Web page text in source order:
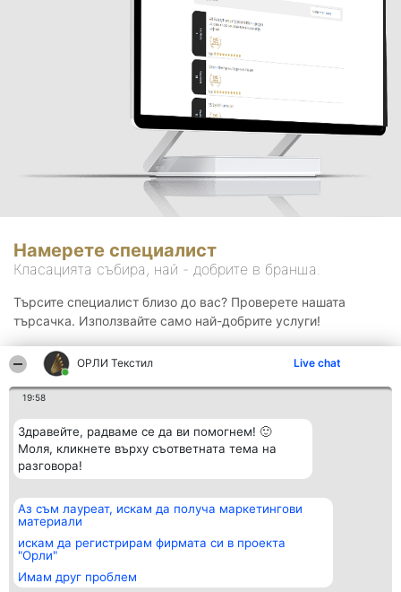
ОРЛИ Текстил Live chat
19:58
Здравейте, радваме се да ви помогнем! 🙂
Моля, кликнете върху съответната тема на
разговора!
Аз съм лауреат, искам да получа маркетингови
материали
искам да регистрирам фирмата си в проекта
"Орли"
Имам друг проблем
Намерете специалист
Класацията събира, най - добрите в бранша.
Търсите специалист близо до вас? Проверете нашата
търсачка. Използвайте само най-добрите услуги!
Организатор на
класиране
BulevardulAleea Timișul De
Sus Nr. 2, Bl. A30, Sc. A, Et.
4, Ap. 13
București 53-238
Класация
всички
Статут/Устав
Контакти